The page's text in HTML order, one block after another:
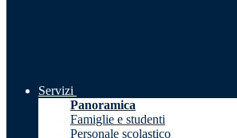
Servizi
Panoramica
Famiglie e studenti
Personale scolastico